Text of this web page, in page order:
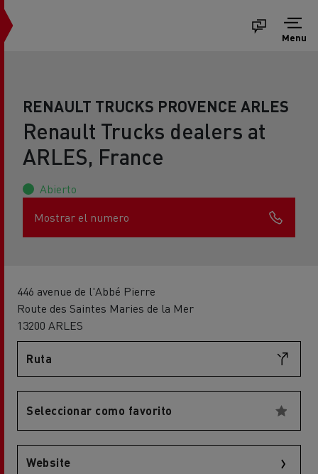
Menu
RENAULT TRUCKS PROVENCE ARLES
Renault Trucks dealers at
ARLES, France
Abierto
Mostrar el numero
446 avenue de l'Abbé Pierre
Route des Saintes Maries de la Mer
13200 ARLES
Ruta
Seleccionar como favorito
Website